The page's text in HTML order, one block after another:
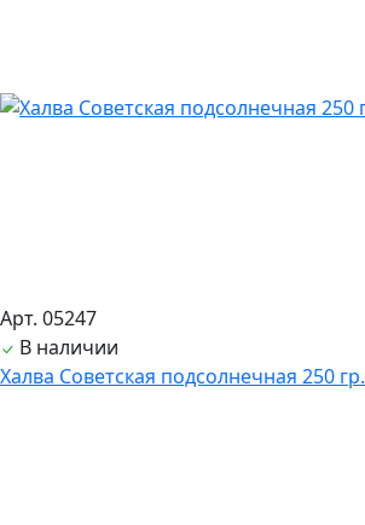
Арт. 05247
В наличии
Халва Советская подсолнечная 250 гр.